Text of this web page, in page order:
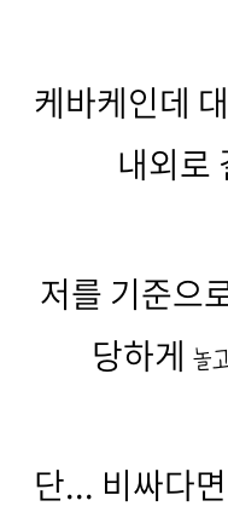
케바케인데
내외로
저를 기준으
당하게 놀
단... 비싸다